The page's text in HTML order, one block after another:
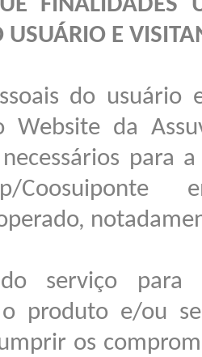
FINALIDADES
USUÁRIO E
do usuário
Website da
para
serviço
produto e/ou
os